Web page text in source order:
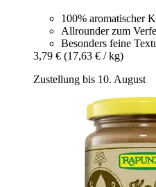
100% aromatischer
Allrounder zum
Besonders feine
3,79 € (17,63 € / kg)
Zustellung bis 10. August